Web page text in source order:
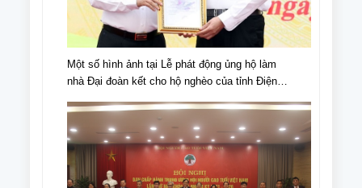
Một số hình ảnh tại Lễ phát động ủng hộ làm
nhà Đại đoàn kết cho hộ nghèo của tỉnh Điện
Biên Phủ (07/5/1954-07/5/2024)